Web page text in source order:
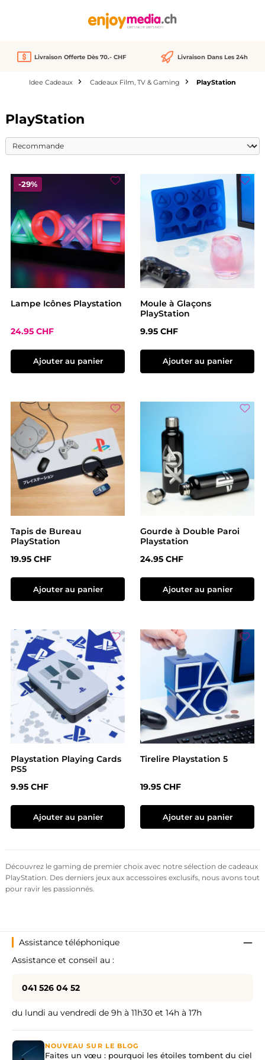
Livraison Offerte Dès 70.- CHF Livraison Dans Les 24h
Idee Cadeaux Cadeaux Film, TV & Gaming PlayStation
PlayStation
-29%Réduction
Lampe Icônes Playstation
Prix de vente :
24.95 CHF
Ajouter au panier
Moule à Glaçons
PlayStation
Prix régulier :
9.95 CHF
Ajouter au panier
Tapis de Bureau
PlayStation
Prix régulier :
19.95 CHF
Ajouter au panier
Gourde à Double Paroi
Playstation
Prix régulier :
24.95 CHF
Ajouter au panier
Playstation Playing Cards
PS5
Prix régulier :
9.95 CHF
Ajouter au panier
Tirelire Playstation 5
Prix régulier :
19.95 CHF
Ajouter au panier
Découvrez le gaming de premier choix avec notre sélection de cadeaux
PlayStation. Des derniers jeux aux accessoires exclusifs, nous avons tout
pour ravir les passionnés.
Assistance téléphonique
Assistance et conseil au :
041 526 04 52
du lundi au vendredi de 9h à 11h30 et 14h à 17h
NOUVEAU SUR LE BLOG
Faites un vœu : pourquoi les étoiles tombent du ciel